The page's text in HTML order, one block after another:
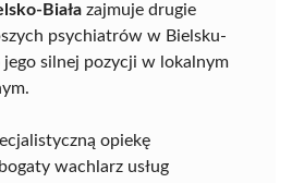
Biała zajmuje drugie
psychiatrów w Bielsku-
jego silnej pozycji w lokalnym
opiekę
wachlarz usług